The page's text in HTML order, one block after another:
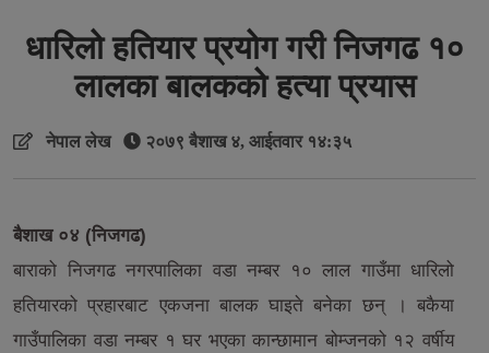
धारिलो हतियार प्रयोग गरी निजगढ १०
लालका बालकको हत्या प्रयास
नेपाल लेख २०७९ बैशाख ४, आईतवार १४:३५
बैशाख ०४ (निजगढ)
बाराको निजगढ नगरपालिका वडा नम्बर १० लाल गाउँमा धारिलो
हतियारको प्रहारबाट एकजना बालक घाइते बनेका छन् । बकैया
गाउँपालिका वडा नम्बर १ घर भएका कान्छामान बोम्जनको १२ वर्षीय